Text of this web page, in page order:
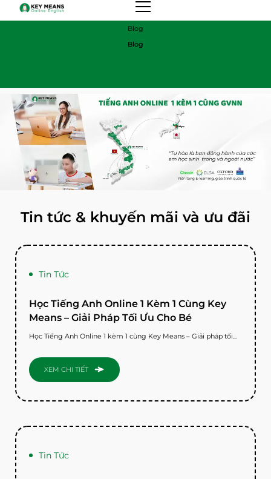
Blog
Blog
Tin tức & khuyến mãi và ưu đãi
Tin Tức
Học Tiếng Anh Online 1 Kèm 1 Cùng Key
Means – Giải Pháp Tối Ưu Cho Bé
Học Tiếng Anh Online 1 kèm 1 cùng Key Means – Giải pháp tối...
XEM CHI TIẾT
Tin Tức